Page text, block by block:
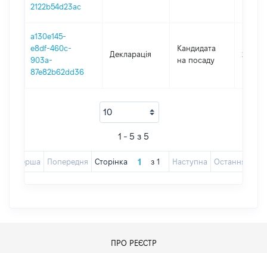
2122b54d23ac
a130e145-
e8df-460c-
903a-
87e82b62dd36
Декларація
Кандидата
на посаду
2021
1 - 5 з 5
Перша Попередня Сторінка з 1 Наступна Остання
ПРО РЕЄСТР